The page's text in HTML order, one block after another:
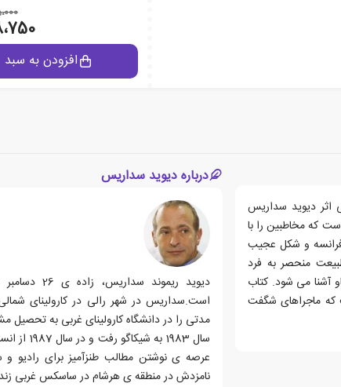
افزودن به سبد
اثر دیوید سداریس
که مخاطبین را با
و شکل عجیب
منحصر به فرد
آشنا می شود. کتاب
که ماجراهای شگفت
درباره دیوید سداریس
است.سداریس در شهر رالی در کارولینای
مدتی را در دانشگاه کارولینای غربی به
سال
عرصه ی نوشتن مطالب طنزآمیز برای رادیو
نامزدش در منطقه ی هرشام در ساسکس غربی